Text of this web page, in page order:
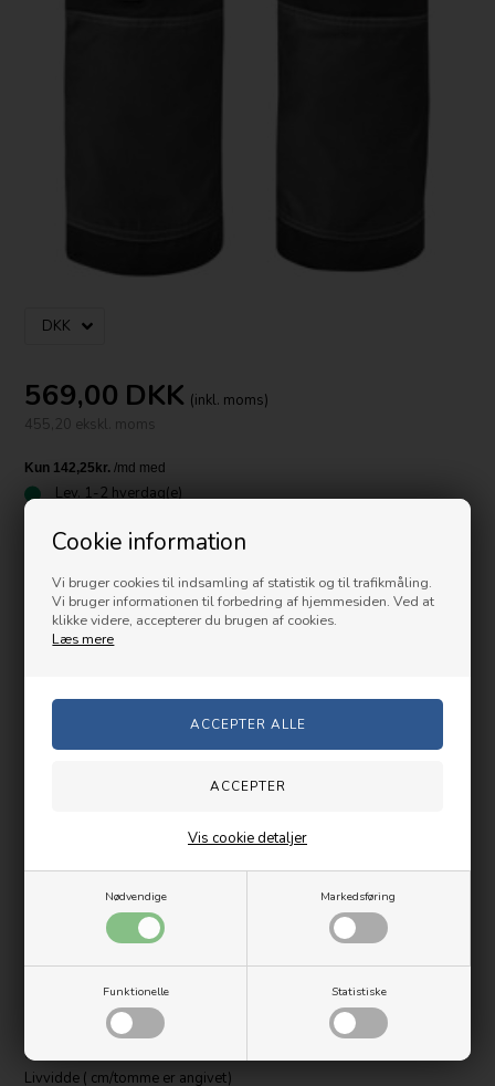
Cookie information
Vi bruger cookies til indsamling af statistik og til trafikmåling.
Vi bruger informationen til forbedring af hjemmesiden. Ved at
klikke videre, accepterer du brugen af cookies.
Læs mere
Nødvendige Markedsføring
Funktionelle Statistiske
Vis cookie detaljer
569,00 DKK (inkl. moms)
455,20 ekskl. moms
Lev. 1-2 hverdag(e)
Bukse livvidde (tomme/cm)
Bukselængde( S(kort), R( Normal), T( lang)
Restparti - Begrænset udvalg tilbage til denne pris
DuraTwill™ stof.
Udstyret med et avanceret snit såsom Twisted Leg™-design,
Plus en hel del lommer, bl.a. hylsterlommer og vinklet telefonrum
Str: Guide:
Livvidde ( cm/tomme er angivet)